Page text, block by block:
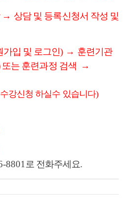
→ 상담 및 등록신청서 작성 및
가입 및 로그인) → 훈련기관
는 훈련과정 검색 →
강신청 하실수 있습니다)
8801 로 전화주세요.